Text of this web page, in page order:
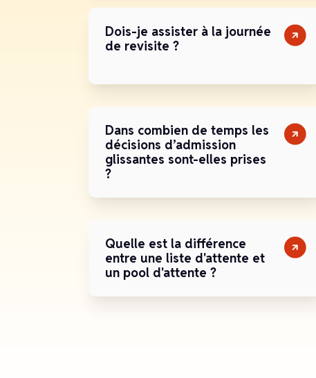
Dois-je assister à la journée
de revisite ?
Dans combien de temps les
décisions d’admission
glissantes sont-elles prises
?
Quelle est la différence
entre une liste d'attente et
un pool d'attente ?